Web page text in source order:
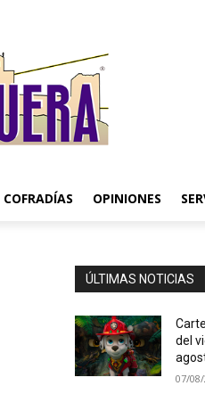
COFRADÍAS OPINIONES
ÚLTIMAS NOTICIAS
del
07/